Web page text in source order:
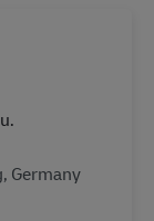
Germany